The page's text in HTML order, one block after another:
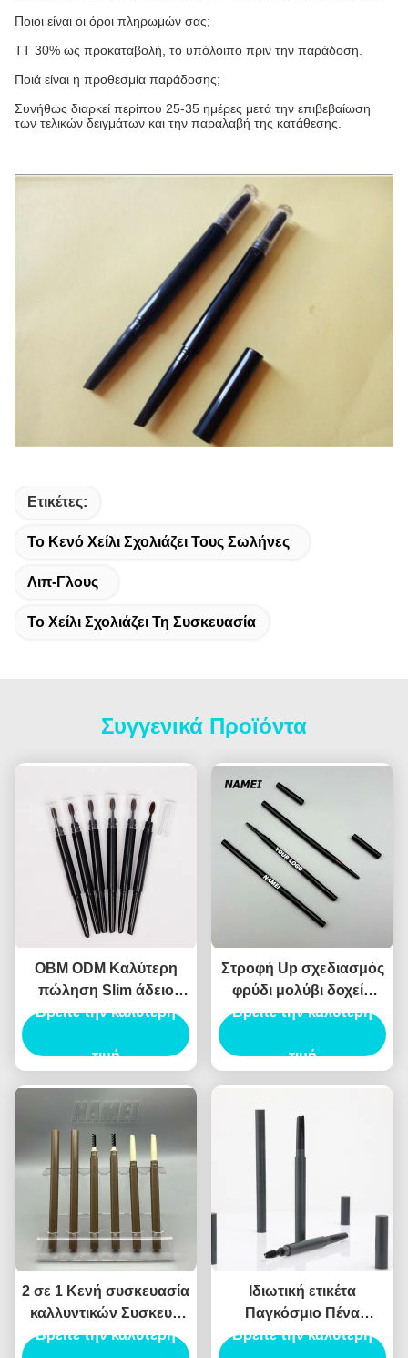
Ποιοι είναι οι όροι πληρωμών σας;
TT 30% ως προκαταβολή, το υπόλοιπο πριν την παράδοση.
Ποιά είναι η προθεσμία παράδοσης;
Συνήθως διαρκεί περίπου 25-35 ημέρες μετά την επιβεβαίωση
των τελικών δειγμάτων και την παραλαβή της κατάθεσης.
Ετικέτες:
Το Κενό Χείλι Σχολιάζει Τους Σωλήνες
Λιπ-Γλους
Το Χείλι Σχολιάζει Τη Συσκευασία
Συγγενικά Προϊόντα
OBM ODM Καλύτερη
πώληση Slim άδειο
μολύβι φρύδι
Βρείτε την καλύτερη
τιμή
Στροφή Up σχεδιασμός
φρύδι μολύβι δοχείο
ABS υλικό αυτόματο
Βρείτε την καλύτερη
τιμή
2 σε 1 Κενή συσκευασία
καλλυντικών Συσκευή
με σωλήνα φρυδιών
Βρείτε την καλύτερη
Ιδιωτική ετικέτα
Παγκόσμιο Πένα
Φρύδια Φορητό Φρύδιο
Βρείτε την καλύτερη